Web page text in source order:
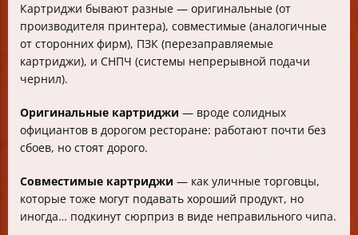
Картриджи бывают разные — оригинальные (от
производителя принтера), совместимые (аналогичные
от сторонних фирм), ПЗК (перезаправляемые
картриджи), и СНПЧ (системы непрерывной подачи
чернил).
Оригинальные картриджи — вроде солидных
официантов в дорогом ресторане: работают почти без
сбоев, но стоят дорого.
Совместимые картриджи — как уличные торговцы,
которые тоже могут подавать хороший продукт, но
иногда… подкинут сюрприз в виде неправильного чипа.